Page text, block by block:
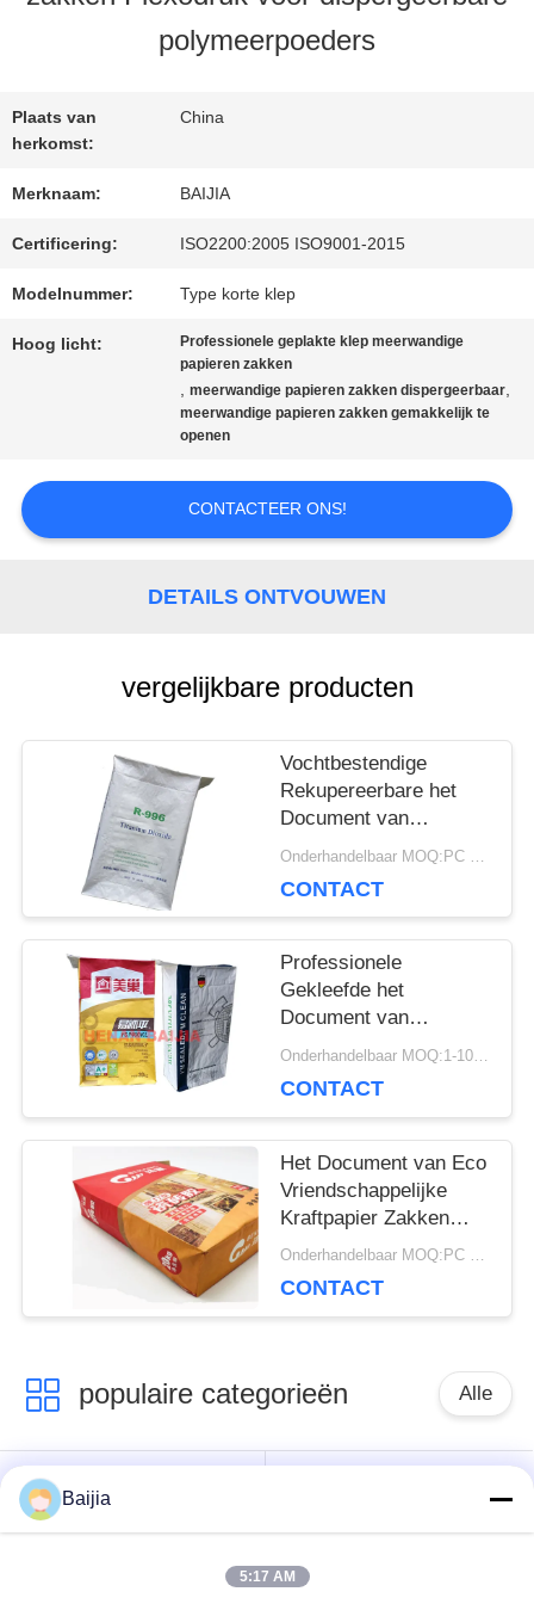
FABRIEKSREIS
KWALITEITSCONTROLE
CONTACTEER
ONS
GEVALLEN
POLICY
polymeerpoeders
Plaats van
herkomst:
China
Merknaam: BAIJIA
Certificering: ISO2200:2005 ISO9001-2015
Modelnummer: Type korte klep
Hoog licht:
Professionele geplakte klep meerwandige
papieren zakken
,meerwandige papieren zakken dispergeerbaar,
meerwandige papieren zakken gemakkelijk te
openen
CONTACTEER ONS!
DETAILS ONTVOUWEN
vergelijkbare producten
Vochtbestendige
Rekupereerbare het
Document van
Multiwall Kraftpapier
Klantgerichte Geposte
Onderhandelbaar MOQ:PC 5000
CONTACT
Professionele
Gekleefde het
Document van
Klepmultiwall Zakken
Verzegelen drukken
Onderhandelbaar MOQ:1-10000 PC
CONTACT
Het Document van Eco
Vriendschappelijke
Kraftpapier Zakken
Chemische Materiële
Verpakking
Onderhandelbaar MOQ:PC 5000
CONTACT
populaire categorieën Alle
Het Document van
Multiwallkraftpapier
Zakken
Klepmultiwall Zakken
Baijia
5:17 AM